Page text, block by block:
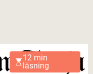
12 min
läsning